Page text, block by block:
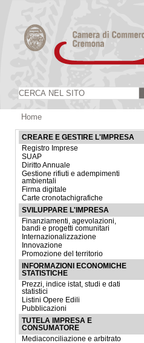
Home
CREARE E GESTIRE L'IMPRESA
Registro Imprese
SUAP
Diritto Annuale
Gestione rifiuti e adempimenti
ambientali
Firma digitale
Carte cronotachigrafiche
SVILUPPARE L'IMPRESA
Finanziamenti, agevolazioni,
bandi e progetti comunitari
Internazionalizzazione
Innovazione
Promozione del territorio
INFORMAZIONI ECONOMICHE
STATISTICHE
Prezzi, indice istat, studi e dati
statistici
Listini Opere Edili
Pubblicazioni
TUTELA IMPRESA E
CONSUMATORE
Mediaconciliazione e arbitrato